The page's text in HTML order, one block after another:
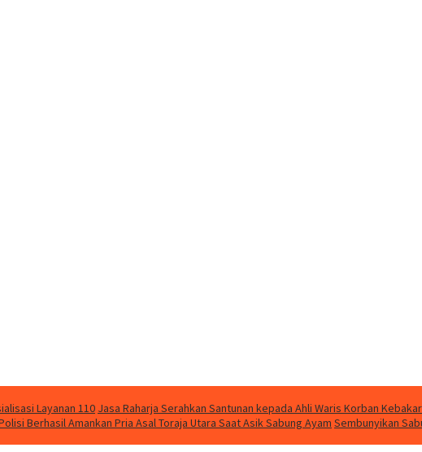
Layanan 110 Jasa Raharja Serahkan Santunan kepada Ahli Waris Korban
Berhasil Amankan Pria Asal Toraja Utara Saat Asik Sabung Ayam Sembunyikan